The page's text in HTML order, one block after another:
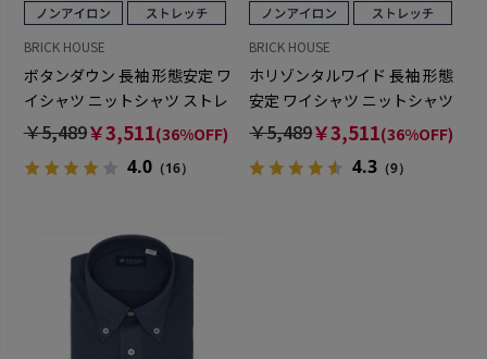
BRICK HOUSE
ボタンダウン 長袖 形態安定 ワ
イシャツ ニットシャツ ストレ
ッチ （使用素材：東レ
FIELDSENSOR(R)秒乾(R)）
￥5,489￥3,511(36%OFF)
4.0（16）
BRICK HOUSE
ホリゾンタルワイド 長袖 形態
安定 ワイシャツ ニットシャツ
ストレッチ （使用素材：東レ
FIELDSENSOR(R)秒乾(R)）
￥5,489￥3,511(36%OFF)
4.3 （9）